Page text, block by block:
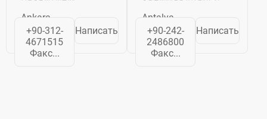
недвижимости
для
туристических
проектов. Он
Ankara
+90-312-
4671515
Факс...
Написать
эксплуатацией
туристических
отелей и
курортов, а также
Antalya
+90-242-
2486800
Факс...
Написать